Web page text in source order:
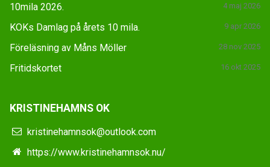
10mila 2026. 4 maj 2026
KOKs Damlag på årets 10 mila. 9 apr 2026
Föreläsning av Måns Möller 28 nov 2025
Fritidskortet 16 okt 2025
KRISTINEHAMNS OK
kristinehamnsok@outlook.com
https://www.kristinehamnsok.nu/